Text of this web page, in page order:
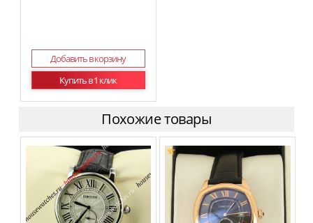
Добавить в корзину
Купить в 1 клик
Похожие товары